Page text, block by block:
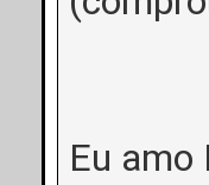
Eu amo